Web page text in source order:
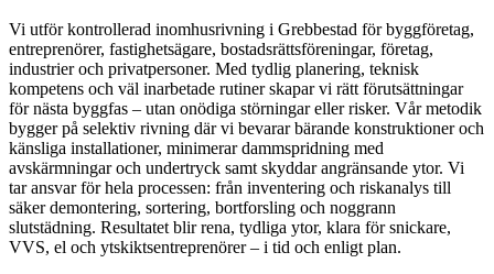
Vi utför kontrollerad inomhusrivning i Grebbestad för byggföretag,
entreprenörer, fastighetsägare, bostadsrättsföreningar, företag,
industrier och privatpersoner. Med tydlig planering, teknisk
kompetens och väl inarbetade rutiner skapar vi rätt förutsättningar
för nästa byggfas – utan onödiga störningar eller risker. Vår metodik
bygger på selektiv rivning där vi bevarar bärande konstruktioner och
känsliga installationer, minimerar dammspridning med
avskärmningar och undertryck samt skyddar angränsande ytor. Vi
tar ansvar för hela processen: från inventering och riskanalys till
säker demontering, sortering, bortforsling och noggrann
slutstädning. Resultatet blir rena, tydliga ytor, klara för snickare,
VVS, el och ytskiktsentreprenörer – i tid och enligt plan.